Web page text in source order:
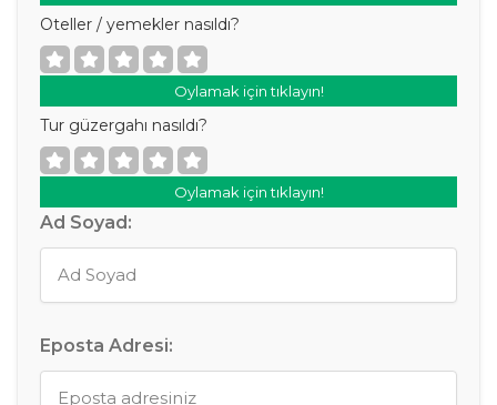
Oteller / yemekler nasıldı?
Oylamak için tıklayın!
Tur güzergahı nasıldı?
Oylamak için tıklayın!
Ad Soyad:
Eposta Adresi: